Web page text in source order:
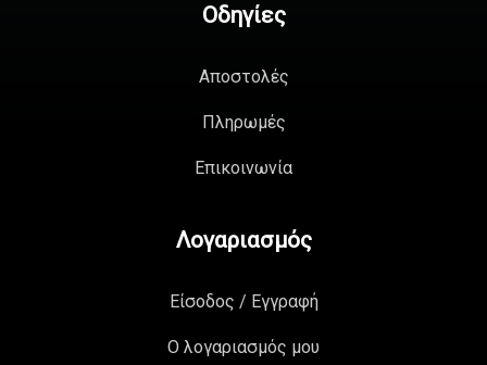
Οδηγίες
Αποστολές
Πληρωμές
Επικοινωνία
Λογαριασμός
Είσοδος / Εγγραφή
Ο λογαριασμός μου